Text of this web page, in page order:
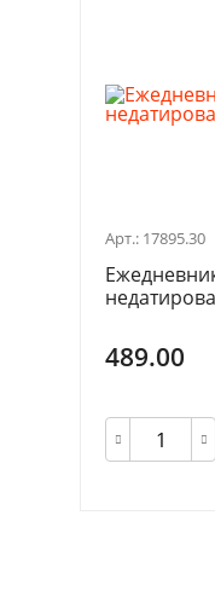
Арт.: 17895.30
489.00